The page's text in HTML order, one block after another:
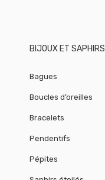
BIJOUX ET SAPHIRS
Bagues
Boucles d’oreilles
Bracelets
Pendentifs
Pépites